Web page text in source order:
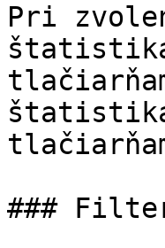
Pri
štatistika
štatistika
###